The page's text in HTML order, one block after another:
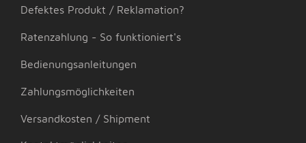
Defektes Produkt / Reklamation?
Ratenzahlung - So funktioniert's
Bedienungsanleitungen
Zahlungsmöglichkeiten
Versandkosten / Shipment